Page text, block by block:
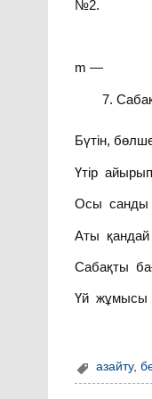
m — m
Бүтін,
Үтір
Осы санды
Аты
Сабақты
Үй жұмысы
азайту,